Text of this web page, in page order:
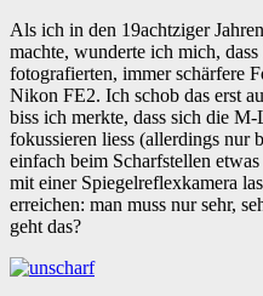
Als ich in den 19achtziger
machte, wunderte ich mich,
fotografierten, immer schärfere
Nikon FE2. Ich schob das erst
biss ich merkte, dass sich die
fokussieren liess (allerdings nur
einfach beim Scharfstellen
mit einer Spiegelreflexkamera
erreichen: man muss nur sehr,
geht das?